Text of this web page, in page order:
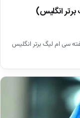
سی ام لیگ برتر انگلیس